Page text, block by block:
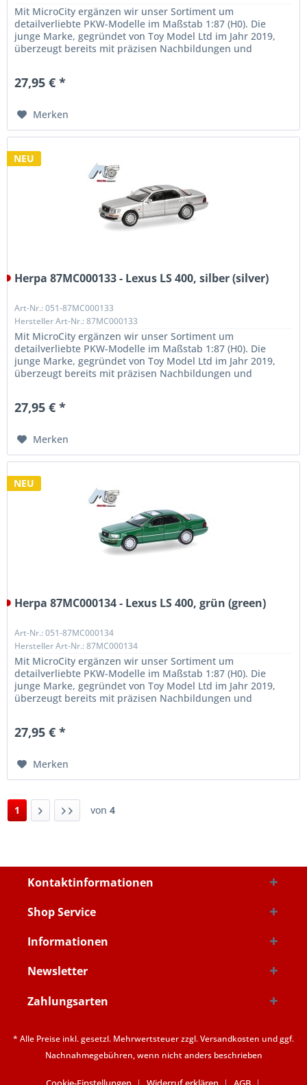
Mit MicroCity ergänzen wir unser Sortiment um
detailverliebte PKW-Modelle im Maßstab 1:87 (H0). Die
junge Marke, gegründet von Toy Model Ltd im Jahr 2019,
überzeugt bereits mit präzisen Nachbildungen und
27,95 € *
Merken
NEU
Herpa 87MC000133 - Lexus LS 400, silber (silver)
Art-Nr.: 051-87MC000133
Hersteller Art-Nr.: 87MC000133
Mit MicroCity ergänzen wir unser Sortiment um
detailverliebte PKW-Modelle im Maßstab 1:87 (H0). Die
junge Marke, gegründet von Toy Model Ltd im Jahr 2019,
überzeugt bereits mit präzisen Nachbildungen und
27,95 € *
Merken
NEU
Herpa 87MC000134 - Lexus LS 400, grün (green)
Art-Nr.: 051-87MC000134
Hersteller Art-Nr.: 87MC000134
Mit MicroCity ergänzen wir unser Sortiment um
detailverliebte PKW-Modelle im Maßstab 1:87 (H0). Die
junge Marke, gegründet von Toy Model Ltd im Jahr 2019,
überzeugt bereits mit präzisen Nachbildungen und
27,95 € *
Merken
1 von 4
Kontaktinformationen
Shop Service
Informationen
Newsletter
Zahlungsarten
* Alle Preise inkl. gesetzl. Mehrwertsteuer zzgl.Versandkosten und ggf.
Nachnahmegebühren, wenn nicht anders beschrieben